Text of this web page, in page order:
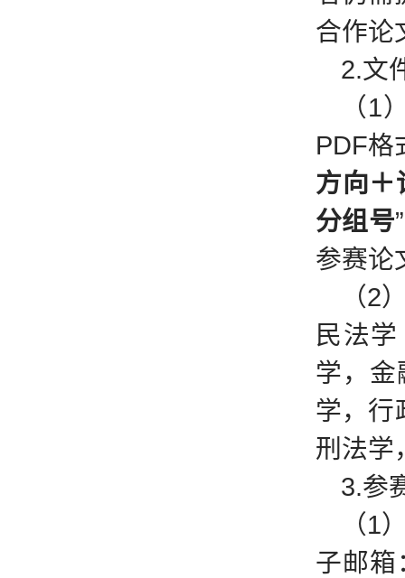
合作论
2.文
（1
PDF格
方向＋
分组号
参赛论
（2
民法
学，金
学，行
刑法学
3.参
（1
子邮箱